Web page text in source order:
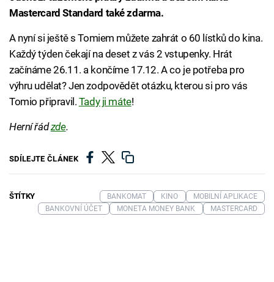
Mastercard Standard také zdarma.
A nyní si ještě s Tomiem můžete zahrát o 60 lístků do kina.
Každý týden čekají na deset z vás 2 vstupenky. Hrát
začínáme 26.11. a končíme 17.12. A co je potřeba pro
výhru udělat? Jen zodpovědět otázku, kterou si pro vás
Tomio připravil. Tady ji máte!
Herní řádzde.
SDÍLEJTE ČLÁNEK
ŠTÍTKY BANKOMAT KINO
MOBILNÍ APLIKACE
BANKOVNÍ ÚČET
MONETA MONEY BANK MASTERCARD